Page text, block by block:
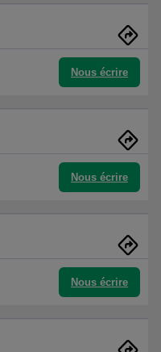
Nous écrire
Nous écrire
Nous écrire